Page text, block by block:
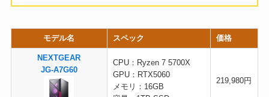
モデル名 スペック 価格
NEXTGEAR
JG-A7G60
CPU：Ryzen 7 5700X
GPU：RTX5060
メモリ：16GB
219,980円